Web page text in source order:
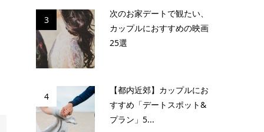
3
次のお家デートで観たい、
カップルにおすすめの映画
25選
4
【都内近郊】カップルにお
すすめ「デートスポット&
プラン」5...